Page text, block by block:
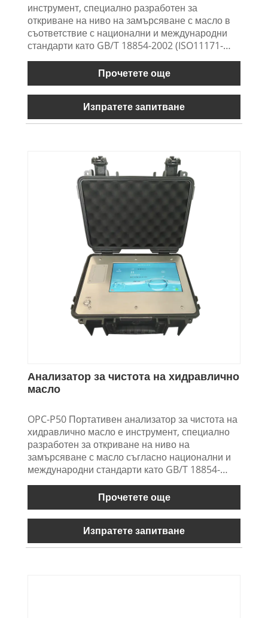
инструмент, специално разработен за
откриване на ниво на замърсяване с масло в
съответствие с национални и международни
стандарти като GB/T 18854-2002 (ISO11171-
1999). Подходящо е за откриване на
замърсяване на място и в лаборатория от
хидравлично масло, смазочно масло, шистово
масло, трансформаторно масло (изолационно
масло), турбинно масло (турбинно масло),
трансмисионно масло, двигателно масло,
Прочетете още
Изпратете запитване
Анализатор за чистота на хидравлично
масло
OPC-P50 Портативен анализатор за чистота на
хидравлично масло е инструмент, специално
разработен за откриване на ниво на
замърсяване с масло съгласно национални и
международни стандарти като GB/T 18854-
2002 (ISO11171-1999). Подходящо е за
откриване на замърсяване на място и в
лаборатория от хидравлично масло, смазочно
масло, шистово масло, трансформаторно
масло (изолационно масло), турбинно масло
(турбинно масло), трансмисионно масло,
Прочетете още
Изпратете запитване